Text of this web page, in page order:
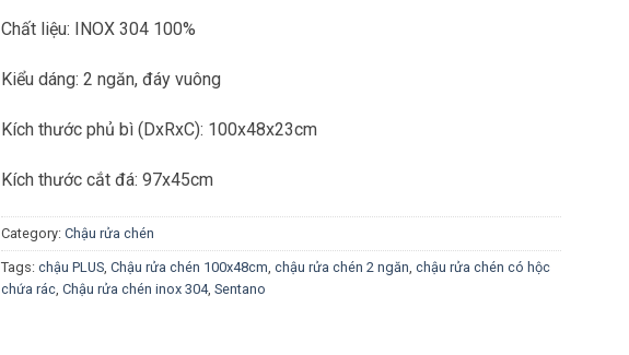
Chất liệu: INOX 304 100%
Kiểu dáng: 2 ngăn, đáy vuông
Kích thước phủ bì (DxRxC): 100x48x23cm
Kích thước cắt đá: 97x45cm
Category:Chậu rửa chén
Tags:chậu PLUS ,Chậu rửa chén 100x48cm ,chậu rửa chén 2 ngăn ,chậu rửa chén có hộc
chứa rác ,Chậu rửa chén inox 304,Sentano